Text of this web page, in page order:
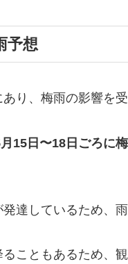
予想
り、梅雨の影響を
15日〜18日ごろに
達しているため、
こともあるため、